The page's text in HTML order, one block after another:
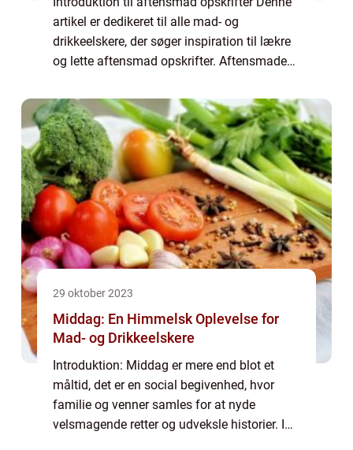
artikel er dedikeret til alle mad- og
drikkeelskere, der søger inspiration til lækre
og lette aftensmad opskrifter. Aftensmaden
sociale samvær med familien eller ve...
29 oktober 2023
Middag: En Himmelsk Oplevelse for
Mad- og Drikkeelskere
Introduktion: Middag er mere end blot et
måltid, det er en social begivenhed, hvor
familie og venner samles for at nyde
velsmagende retter og udveksle historier. I